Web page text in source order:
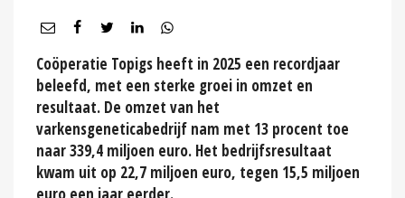
Coöperatie Topigs heeft in 2025 een recordjaar
beleefd, met een sterke groei in omzet en
resultaat. De omzet van het
varkensgeneticabedrijf nam met 13 procent toe
naar 339,4 miljoen euro. Het bedrijfsresultaat
kwam uit op 22,7 miljoen euro, tegen 15,5 miljoen
euro een jaar eerder.